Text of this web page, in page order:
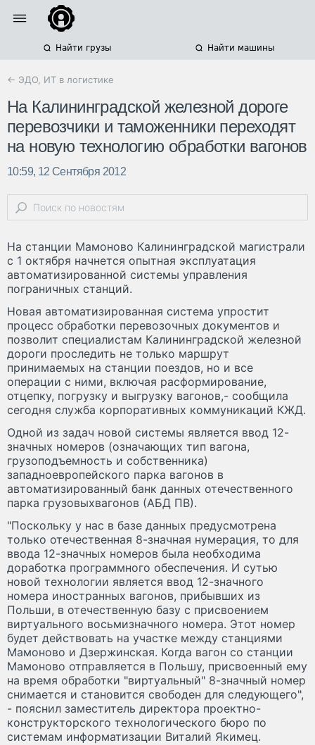
Найти грузы Найти машины
← ЭДО, ИТ в логистике
На Калининградской железной дороге
перевозчики и таможенники переходят
на новую технологию обработки вагонов
10:59, 12 Сентября 2012
На станции Мамоново Калининградской магистрали
с 1 октября начнется опытная эксплуатация
автоматизированной системы управления
пограничных станций.
Новая автоматизированная система упростит
процесс обработки перевозочных документов и
позволит специалистам Калининградской железной
дороги проследить не только маршрут
принимаемых на станции поездов, но и все
операции с ними, включая расформирование,
отцепку, погрузку и выгрузку вагонов,- сообщила
сегодня служба корпоративных коммуникаций КЖД.
Одной из задач новой системы является ввод 12-
значных номеров (означающих тип вагона,
грузоподъемность и собственника)
западноевропейского парка вагонов в
автоматизированный банк данных отечественного
парка грузовыхвагонов (АБД ПВ).
"Поскольку у нас в базе данных предусмотрена
только отечественная 8-значная нумерация, то для
ввода 12-значных номеров была необходима
доработка программного обеспечения. И сутью
новой технологии является ввод 12-значного
номера иностранных вагонов, прибывших из
Польши, в отечественную базу с присвоением
виртуального восьмизначного номера. Этот номер
будет действовать на участке между станциями
Мамоново и Дзержинская. Когда вагон со станции
Мамоново отправляется в Польшу, присвоенный ему
на время обработки "виртуальный" 8-значный номер
снимается и становится свободен для следующего",
- пояснил заместитель директора проектно-
конструкторского технологического бюро по
системам информатизации Виталий Якимец.